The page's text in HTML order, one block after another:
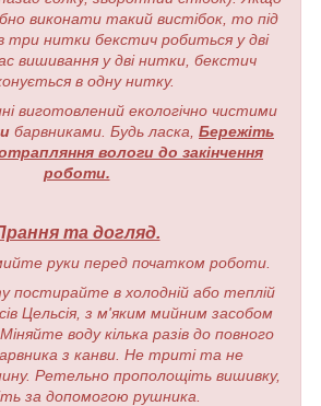
виконати такий вистібок, то під
три нитки бекстич робиться у дві
вишивання у дві нитки, бекстич
в одну нитку.
виготовлений екологічно чистими
барвниками. Будь ласка, Бережіть
вологи до закінчення
роботи.
та догляд.
руки перед початком роботи.
постирайте в холодній або теплій
Цельсія, з м'яким мийним засобом
воду кілька разів до повного
з канви. Не триті та не
Ретельно прополощіть вишивку,
за допомогою рушника.